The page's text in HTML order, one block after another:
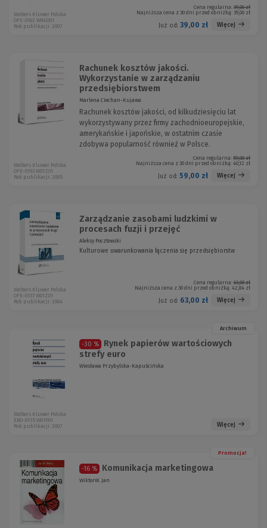
Cena regularna: 39,00 zł
Najniższa cena z 30 dni przed obniżką: 39,00 zł
Już od: 39,00 zł Więcej
Wolters Kluwer Polska
OFE-0162 W04D01
Rok publikacji: 2007
Rachunek kosztów jakości.
Wykorzystanie w zarządzaniu
przedsiębiorstwem
Marlena Ciechan-Kujawa
Rachunek kosztów jakości, od kilkudziesięciu lat
wykorzystywany przez firmy zachodnioeuropejskie,
amerykańskie i japońskie, w ostatnim czasie
zdobywa popularność również w Polsce.
Cena regularna: 59,00 zł
Najniższa cena z 30 dni przed obniżką: 40,12 zł
Już od: 59,00 zł Więcej
Wolters Kluwer Polska
OFE-0193 W01Z01
Rok publikacji: 2005
Zarządzanie zasobami ludzkimi w
procesach fuzji i przejęć
Aleksy Pocztowski
Kulturowe uwarunkowania łączenia się przedsiębiorstw
Cena regularna: 63,00 zł
Najniższa cena z 30 dni przed obniżką: 42,84 zł
Już od: 63,00 zł Więcej
Wolters Kluwer Polska
OFE-0137 W01Z01
Rok publikacji: 2004
Archiwum
-30 %
Rynek papierów wartościowych
strefy euro
Wiesława Przybylska-Kapuścińska
Więcej
Wolters Kluwer Polska
EBO-0115 W01P01
Rok publikacji: 2007
Promocja!
-16 % Komunikacja marketingowa
WiktorW. Jan